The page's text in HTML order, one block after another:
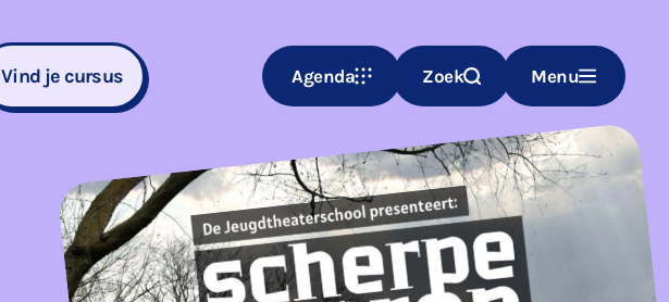
Vind je cursus Agenda Zoek Menu